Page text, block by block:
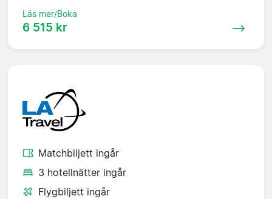
Läs mer/Boka
6 515 kr
Matchbiljett ingår
3 hotellnätter ingår
Flygbiljett ingår